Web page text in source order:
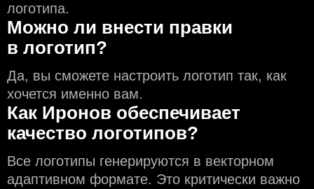
логотипа.
Можно ли внести правки
в логотип?
Да, вы сможете настроить логотип так, как
хочется именно вам.
Как Иронов обеспечивает
качество логотипов?
Все логотипы генерируются в векторном
адаптивном формате. Это критически важно